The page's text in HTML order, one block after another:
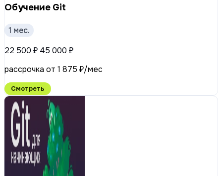
Обучение Git
1 мес.
22 500 ₽ 45 000 ₽
рассрочка от 1 875 ₽/мес
Смотреть